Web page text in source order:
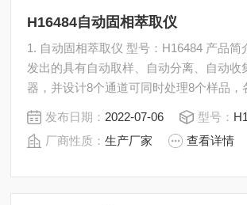
H16484自动固相萃取仪
1. 自动固相萃取仪 型号：H16484 产品简介 H16484 是开
发出的具有自动取样、自动分离、自动收
器，并设计8个通道可同时处理8个样品，
制流速和试剂。
发布日期： 2022-07-06 型号：
厂商性质：生产厂家 查看详情